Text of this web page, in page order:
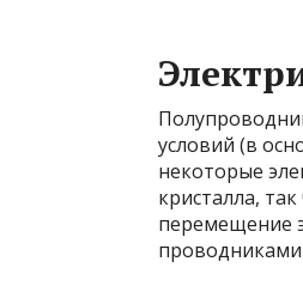
условий (в
некоторые
кристалла,
перемещение